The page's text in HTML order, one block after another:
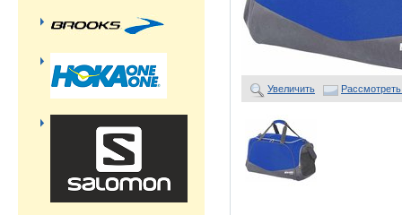
Увеличить